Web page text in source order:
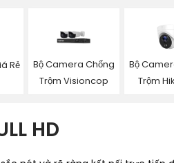
Rẻ
Bộ Camera Chống
Trộm Visioncop
Bộ
Trộm
HD